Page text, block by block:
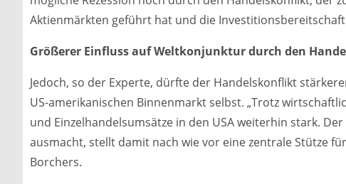
Aktienmärkten geführt hat und die
Größerer Einfluss auf Weltkonjunktur durch den
Jedoch, so der Experte, dürfte der Handelskonflikt
US-amerikanischen Binnenmarkt selbst. „Trotz
und Einzelhandelsumsätze in den USA weiterhin stark.
ausmacht, stellt damit nach wie vor eine zentrale Stütze
Borchers.